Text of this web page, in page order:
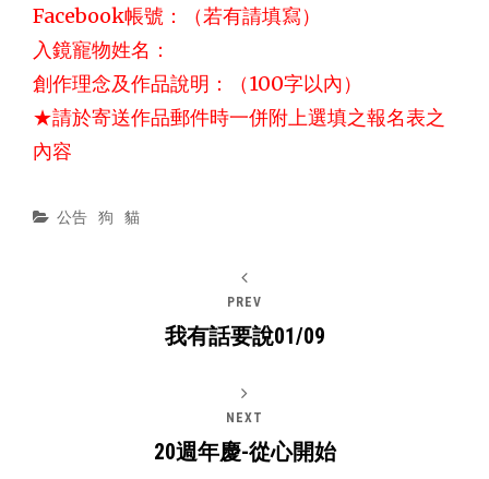
Facebook帳號：（若有請填寫）
入鏡寵物姓名：
創作理念及作品說明：（100字以內）
★請於寄送作品郵件時一併附上選填之報名表之
內容
Categories
公告 狗 貓
PREV
我有話要說01/09
NEXT
20週年慶-從心開始